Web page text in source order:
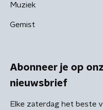
Muziek
Gemist
Abonneer je op
nieuwsbrief
Elke zaterdag het beste